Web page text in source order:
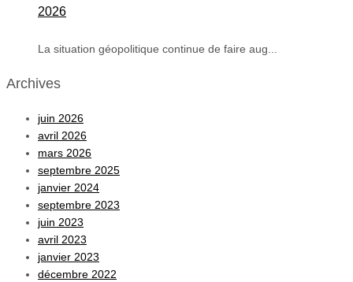
2026
La situation géopolitique continue de faire aug...
Archives
juin 2026
avril 2026
mars 2026
septembre 2025
janvier 2024
septembre 2023
juin 2023
avril 2023
janvier 2023
décembre 2022